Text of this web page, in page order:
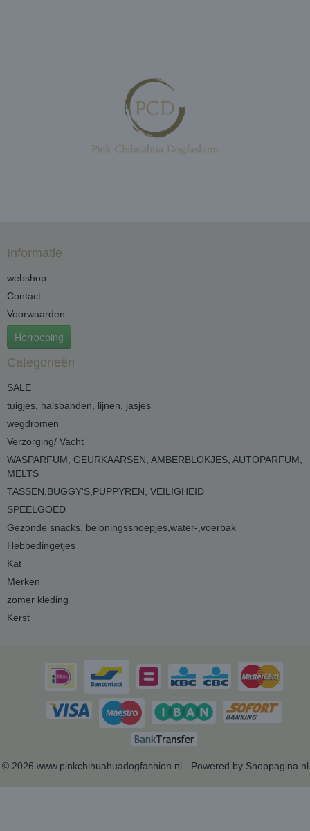
Informatie
webshop
Contact
Voorwaarden
Herroeping
Categorieën
SALE
tuigjes, halsbanden, lijnen, jasjes
wegdromen
Verzorging/ Vacht
WASPARFUM, GEURKAARSEN, AMBERBLOKJES, AUTOPARFUM,
MELTS
TASSEN,BUGGY'S,PUPPYREN, VEILIGHEID
SPEELGOED
Gezonde snacks, beloningssnoepjes,water-,voerbak
Hebbedingetjes
Kat
Merken
zomer kleding
Kerst
© 2026 www.pinkchihuahuadogfashion.nl - Powered by Shoppagina.nl